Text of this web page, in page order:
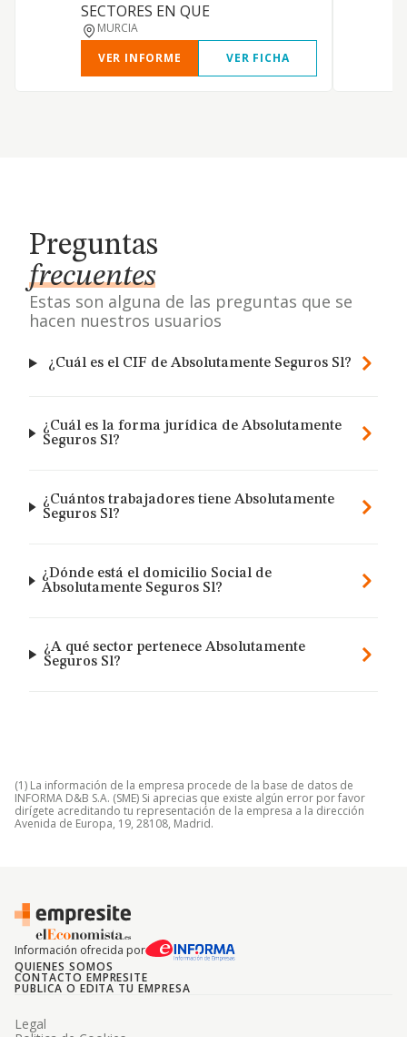
SECTORES EN QUE
MURCIA
VER INFORME
VER FICHA
Preguntas
frecuentes
Estas son alguna de las preguntas que se
hacen nuestros usuarios
¿Cuál es el CIF de Absolutamente Seguros Sl?
¿Cuál es la forma jurídica de Absolutamente
Seguros Sl?
¿Cuántos trabajadores tiene Absolutamente
Seguros Sl?
¿Dónde está el domicilio Social de
Absolutamente Seguros Sl?
¿A qué sector pertenece Absolutamente
Seguros Sl?
(1) La información de la empresa procede de la base de datos de
INFORMA D&B S.A. (SME) Si aprecias que existe algún error por favor
dirígete acreditando tu representación de la empresa a la dirección
Avenida de Europa, 19, 28108, Madrid.
Información ofrecida por
QUIENES SOMOS
CONTACTO EMPRESITE
PUBLICA O EDITA TU EMPRESA
Legal